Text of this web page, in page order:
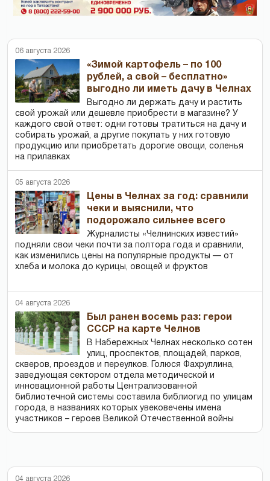
06 августа 2026
«Зимой картофель – по 100
рублей, а свой – бесплатно»
выгодно ли иметь дачу в Челнах
Выгодно ли держать дачу и растить
свой урожай или дешевле приобрести в магазине? У
каждого свой ответ: одни готовы тратиться на дачу и
собирать урожай, а другие покупать у них готовую
продукцию или приобретать дорогие овощи, соленья
на прилавках
05 августа 2026
Цены в Челнах за год: сравнили
чеки и выяснили, что
подорожало сильнее всего
Журналисты «Челнинских известий»
подняли свои чеки почти за полтора года и сравнили,
как изменились цены на популярные продукты — от
хлеба и молока до курицы, овощей и фруктов
04 августа 2026
Был ранен восемь раз: герои
СССР на карте Челнов
В Набережных Челнах несколько сотен
улиц, проспектов, площадей, парков,
скверов, проездов и переулков. Голюся Фахруллина,
заведующая сектором отдела методической и
инновационной работы Централизованной
библиотечной системы составила библиогид по улицам
города, в названиях которых увековечены имена
участников – героев Великой Отечественной войны
04 августа 2026